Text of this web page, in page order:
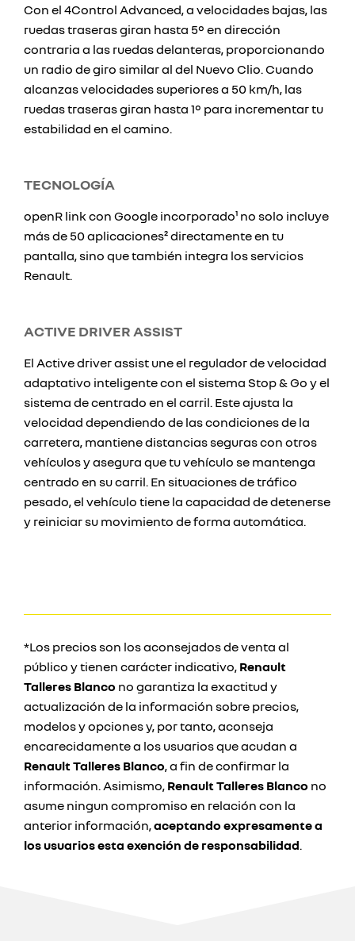
Con el 4Control Advanced, a velocidades bajas, las
ruedas traseras giran hasta 5° en dirección
contraria a las ruedas delanteras, proporcionando
un radio de giro similar al del Nuevo Clio. Cuando
alcanzas velocidades superiores a 50 km/h, las
ruedas traseras giran hasta 1° para incrementar tu
estabilidad en el camino.
TECNOLOGÍA
openR link con Google incorporado¹ no solo incluye
más de 50 aplicaciones² directamente en tu
pantalla, sino que también integra los servicios
Renault.
ACTIVE DRIVER ASSIST
El Active driver assist une el regulador de velocidad
adaptativo inteligente con el sistema Stop & Go y el
sistema de centrado en el carril. Este ajusta la
velocidad dependiendo de las condiciones de la
carretera, mantiene distancias seguras con otros
vehículos y asegura que tu vehículo se mantenga
centrado en su carril. En situaciones de tráfico
pesado, el vehículo tiene la capacidad de detenerse
y reiniciar su movimiento de forma automática.
*Los precios son los aconsejados de venta al
público y tienen carácter indicativo, Renault
Talleres Blanco no garantiza la exactitud y
actualización de la información sobre precios,
modelos y opciones y, por tanto, aconseja
encarecidamente a los usuarios que acudan a
Renault Talleres Blanco, a fin de confirmar la
información. Asimismo, Renault Talleres Blanco no
asume ningun compromiso en relación con la
anterior información,aceptando expresamente a
los usuarios esta exención de responsabilidad.